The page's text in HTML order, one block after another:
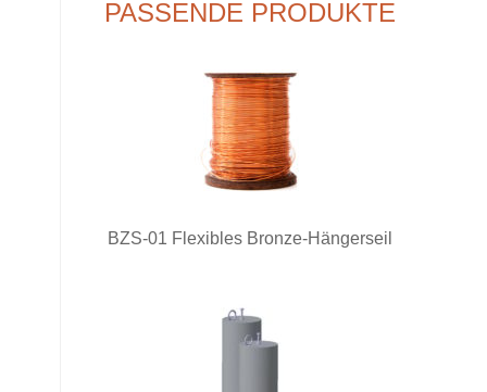
PASSENDE PRODUKTE
BZS-01 Flexibles Bronze-Hängerseil